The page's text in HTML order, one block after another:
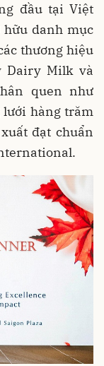
đầu tại Việt
hữu danh mục
thương hiệu
Dairy Milk và
quen như
lưới hàng trăm
đạt chuẩn